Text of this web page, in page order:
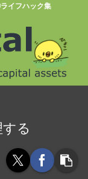
イフハック集
る